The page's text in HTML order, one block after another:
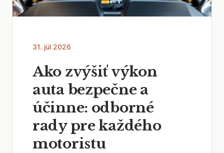
31. júl 2026
Ako zvýšiť výkon
auta bezpečne a
účinne: odborné
rady pre každého
motoristu